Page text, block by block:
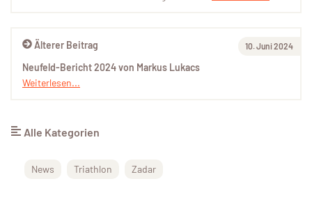
Älterer Beitrag 10. Juni 2024
Neufeld-Bericht 2024 von Markus Lukacs
Weiterlesen...
Alle Kategorien
News Triathlon Zadar